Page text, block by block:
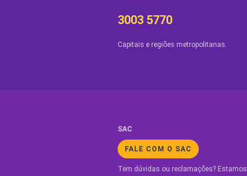
3003 5770
Capitais e regiões metropolitanas.
SAC
FALE COM O SAC
Tem dúvidas ou reclamações? Estamos